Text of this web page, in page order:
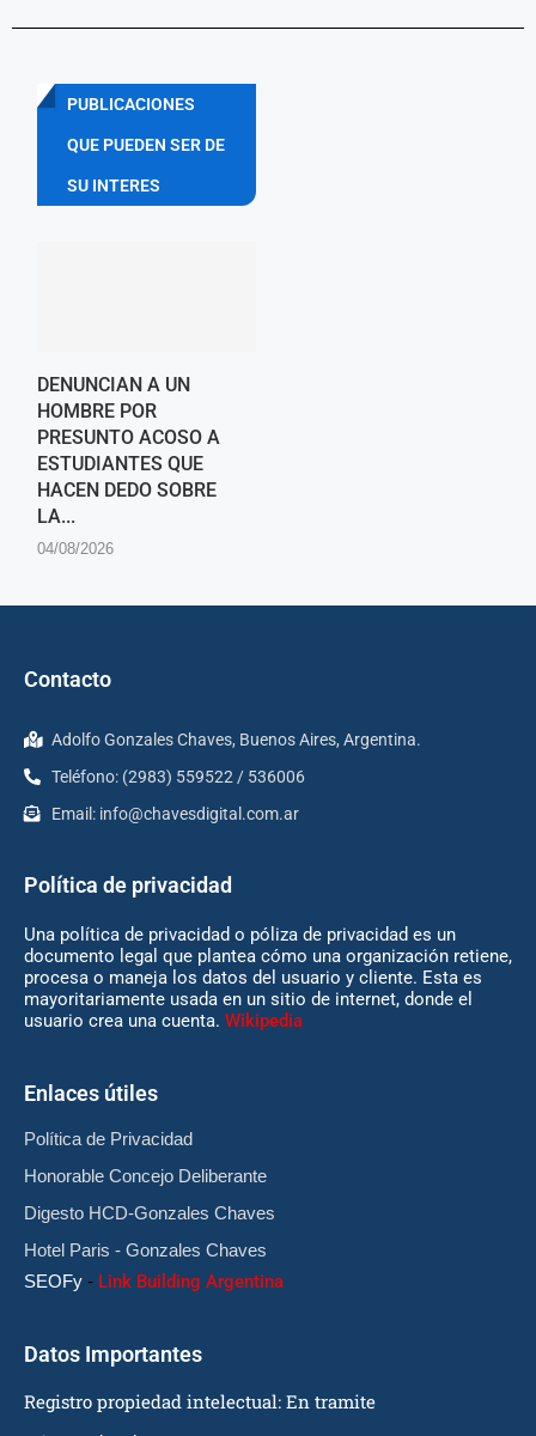
PUBLICACIONES
QUE PUEDEN SER DE
SU INTERES
DENUNCIAN A UN
HOMBRE POR
PRESUNTO ACOSO A
ESTUDIANTES QUE
HACEN DEDO SOBRE
LA...
04/08/2026
Contacto
Adolfo Gonzales Chaves, Buenos Aires, Argentina.
Teléfono: (2983) 559522 / 536006
Email: info@chavesdigital.com.ar
Política de privacidad
Una política de privacidad o póliza de privacidad es un
documento legal que plantea cómo una organización retiene,
procesa o maneja los datos del usuario y cliente. Esta es
mayoritariamente usada en un sitio de internet, donde el
usuario crea una cuenta. Wikipedia
Enlaces útiles
Política de Privacidad
Honorable Concejo Deliberante
Digesto HCD-Gonzales Chaves
Hotel Paris - Gonzales Chaves
SEOFy - Link Building Argentina
Datos Importantes
Registro propiedad intelectual: En tramite